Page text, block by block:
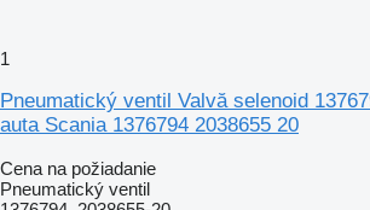
1
Pneumatický ventil Valvă selenoid
auta Scania 1376794 2038655 20
Cena na požiadanie
Pneumatický ventil